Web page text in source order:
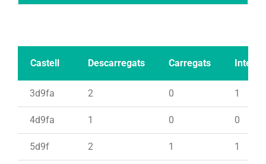
Castell Descarregats Carregats Intents
3d9fa 2 0 1
4d9fa 1 0 0
5d9f 2 1 1